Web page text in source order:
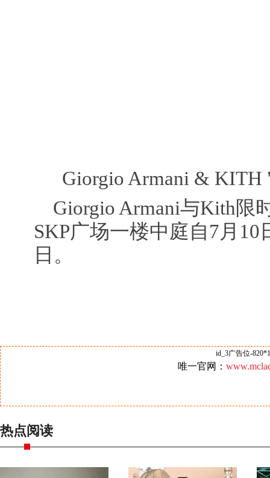
Giorgio Armani & KITH
Giorgio Armani与Kith限
SKP广场一楼中庭自7月
日。
id_3广告位-
唯一官网：
热点阅读